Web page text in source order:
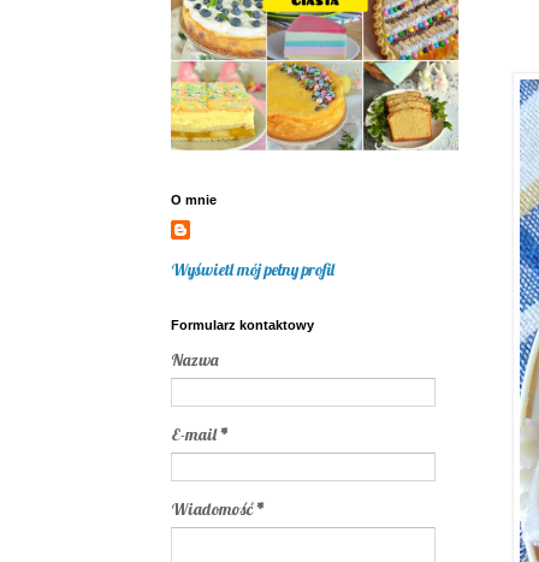
O mnie
Wyświetl mój pełny profil
Formularz kontaktowy
Nazwa
E-mail*
Wiadomość*